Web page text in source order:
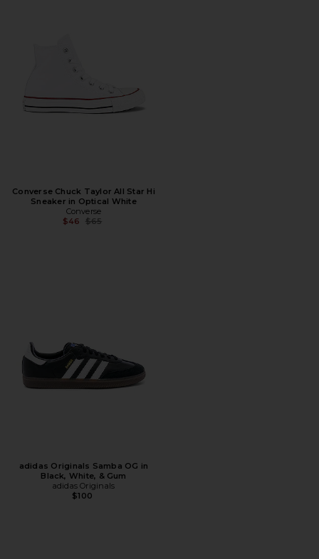
Converse Chuck Taylor All Star Hi
Sneaker in Optical White
Converse
$46
Предыдущая цена:
$65
adidas Originals Samba OG in
Black, White, & Gum
adidas Originals
$100